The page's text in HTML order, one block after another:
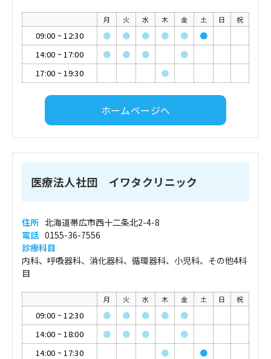
月 火 水 木 金 土 日 祝
09:00 ~12:30 ● ● ● ● ●
●
14:00 ~17:00 ● ● ●
●
17:00 ~19:30 ●
ホームページへ
医療法人社団 イワタクリニック
住所 北海道帯広市西十二条北2-4-8
電話 0155-36-7556
診療科目
内科、呼吸器科、消化器科、循環器科、小児科、その他4科
目
月 火 水 木 金 土 日 祝
09:00 ~12:30 ● ● ● ●
●
14:00 ~18:00 ● ● ●
●
14:00 ~17:30 ● ●